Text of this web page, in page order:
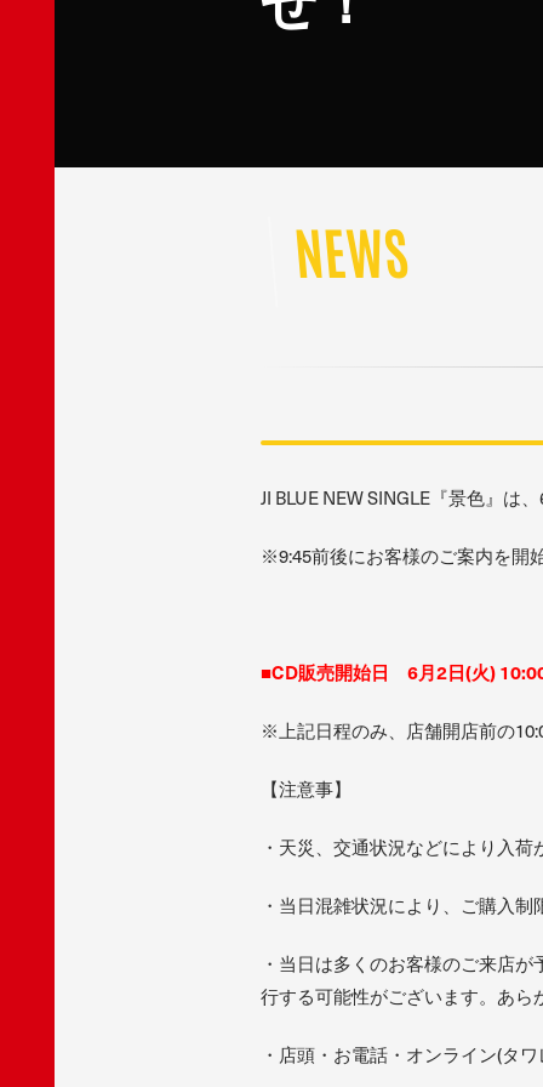
NEWS
JI BLUE NEW SINGLE『景色』は
※9:45前後にお客様のご案内を開
■CD販売開始日 6月2日(火)
※上記日程のみ、店舗開店前の
【注意事】
・天災、交通状況などにより入
・当日混雑状況により、ご購入
・当日は多くのお客様のご来店
行する可能性がございます。あら
・店頭・お電話・オンライン(タ